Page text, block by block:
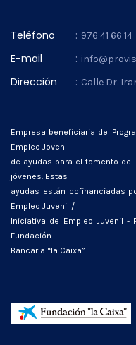
Teléfono : 976 41 66 14
E-mail :
Dirección : Calle Dr.
Empresa beneficiaria del
Empleo Joven
de ayudas para el fomento de
jóvenes. Estas
ayudas están cofinanciadas
Empleo Juvenil /
Iniciativa de Empleo Juvenil -
Fundación
Bancaria “la Caixa”.